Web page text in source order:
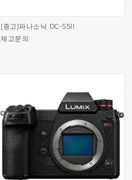
[중고]파나소닉 DC-S5II
재고문의